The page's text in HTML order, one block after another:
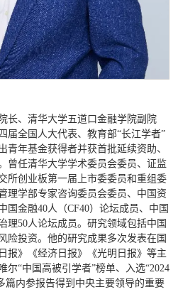
长、清华大学五道口金融学院副院
届全国人大代表、教育部“长江学者”
青年基金获得者并获首批延续资助、
曾任清华大学学术委员会委员、证监
所创业板第一届上市委委员和重组委
理学部专家咨询委员会委员、中国资
国金融40人（CF40）论坛成员、中国
理50人论坛成员。研究领域包括中国
险投资。他的研究成果多次发表在国
报》《经济日报》《光明日报》等主
尔“中国高被引学者”榜单、入选“2024
篇内参报告得到中央主要领导的重要